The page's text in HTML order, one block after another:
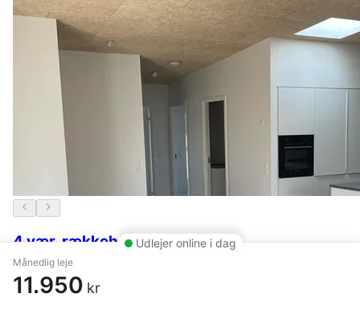
Udlejer online i dag
Månedlig leje
11.950 kr
4 vær. rækkehus på 105 m²
Hjørring, Thirup Buen